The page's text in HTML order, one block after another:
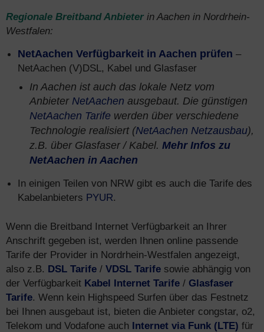
Regionale Breitband Anbieter in Aachen in Nordrhein-
Westfalen:
NetAachen Verfügbarkeit in Aachen prüfen –
NetAachen (V)DSL, Kabel und Glasfaser
In Aachen ist auch das lokale Netz vom
Anbieter NetAachen ausgebaut. Die günstigen
NetAachen Tarife werden über verschiedene
Technologie realisiert (NetAachen Netzausbau),
z.B. über Glasfaser / Kabel. Mehr Infos zu
NetAachen in Aachen
In einigen Teilen von NRW gibt es auch die Tarife des
Kabelanbieters PYUR.
Wenn die Breitband Internet Verfügbarkeit an Ihrer
Anschrift gegeben ist, werden Ihnen online passende
Tarife der Provider in Nordrhein-Westfalen angezeigt,
also z.B. DSL Tarife / VDSL Tarife sowie abhängig von
der Verfügbarkeit Kabel Internet Tarife / Glasfaser
Tarife. Wenn kein Highspeed Surfen über das Festnetz
bei Ihnen ausgebaut ist, bieten die Anbieter congstar, o2,
Telekom und Vodafone auch Internet via Funk (LTE) für